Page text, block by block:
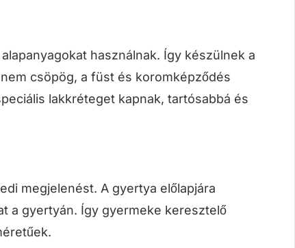
használnak. Így készülnek a
csöpög, a füst és koromképződés
lakkréteget kapnak, tartósabbá és
megjelenést. A gyertya előlapjára
a gyertyán. Így gyermeke keresztelő